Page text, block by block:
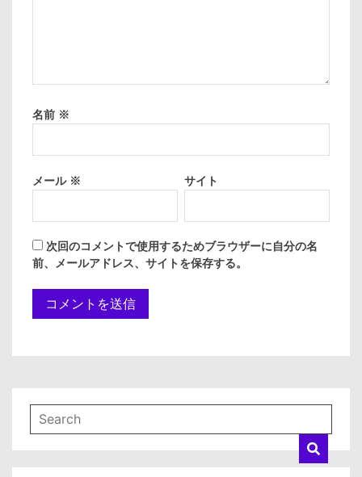
名前 ※
メール ※ サイト
次回のコメントで使用するためブラウザーに自分の名
前、メールアドレス、サイトを保存する。